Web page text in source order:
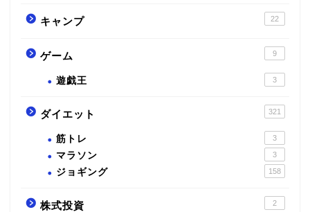
キャンプ 22
ゲーム 9
遊戯王 3
ダイエット 321
筋トレ 3
マラソン 3
ジョギング 158
株式投資 2